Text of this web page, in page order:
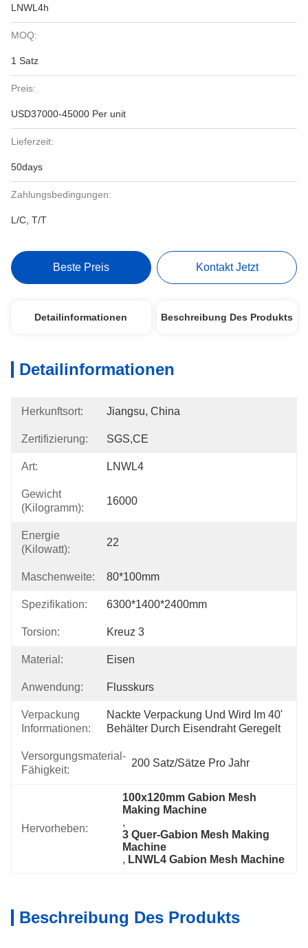
LNWL4h
MOQ:
1 Satz
Preis:
USD37000-45000 Per unit
Lieferzeit:
50days
Zahlungsbedingungen:
L/C, T/T
Beste Preis Kontakt Jetzt
Detailinformationen Beschreibung Des Produkts
Detailinformationen
Herkunftsort: Jiangsu, China
Zertifizierung: SGS,CE
Art: LNWL4
Gewicht
(Kilogramm):
16000
Energie
(Kilowatt):
22
Maschenweite: 80*100mm
Spezifikation: 6300*1400*2400mm
Torsion: Kreuz 3
Material: Eisen
Anwendung: Flusskurs
Verpackung
Informationen:
Nackte Verpackung Und Wird Im 40'
Behälter Durch Eisendraht Geregelt
Versorgungsmaterial-
Fähigkeit:
200 Satz/Sätze Pro Jahr
Hervorheben:
100x120mm Gabion Mesh
Making Machine
,
3 Quer-Gabion Mesh Making
Machine
, LNWL4 Gabion Mesh Machine
Beschreibung Des Produkts